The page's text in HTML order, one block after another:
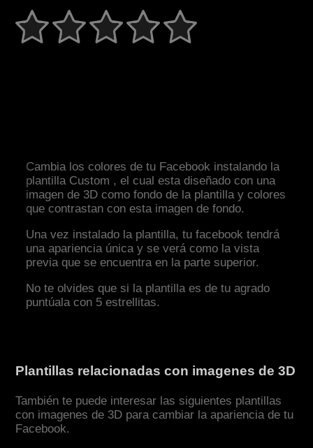
Cambia los colores de tu Facebook instalando la
plantilla Custom , el cual esta diseñado con una
imagen de 3D como fondo de la plantilla y colores
que contrastan con esta imagen de fondo.
Una vez instalado la plantilla, tu facebook tendrá
una apariencia única y se verá como la vista
previa que se encuentra en la parte superior.
No te olvides que si la plantilla es de tu agrado
puntúala con 5 estrellitas.
Plantillas relacionadas con imagenes de 3D
También te puede interesar las siguientes plantillas
con imagenes de 3D para cambiar la apariencia de tu
Facebook.